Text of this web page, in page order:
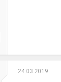
1700
24.03.2019.